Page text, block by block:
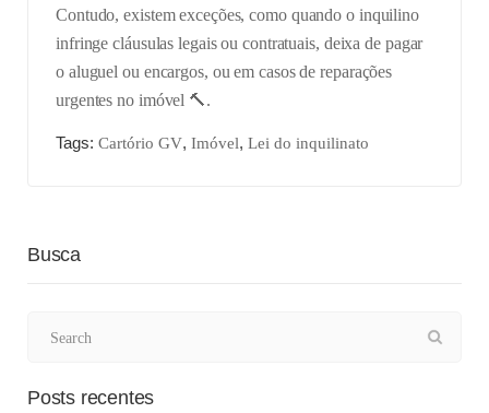
Contudo, existem exceções, como quando o inquilino
infringe cláusulas legais ou contratuais, deixa de pagar
o aluguel ou encargos, ou em casos de reparações
urgentes no imóvel 🔨.
Tags: Cartório GV, Imóvel, Lei do inquilinato
Busca
Posts recentes